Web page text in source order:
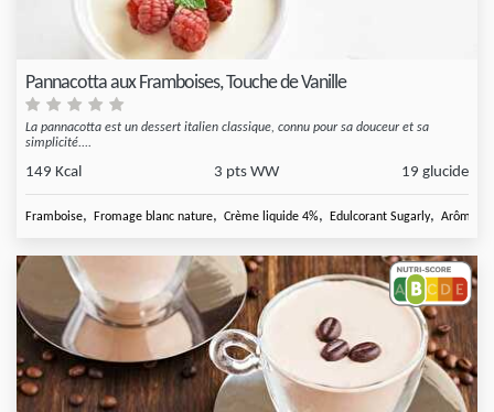
Pannacotta aux Framboises, Touche de Vanille
La pannacotta est un dessert italien classique, connu pour sa douceur et sa
simplicité....
149 Kcal 3 pts WW 19 glucide
Framboise, Fromage blanc nature, Crème liquide 4%, Edulcorant Sugarly, Arôme